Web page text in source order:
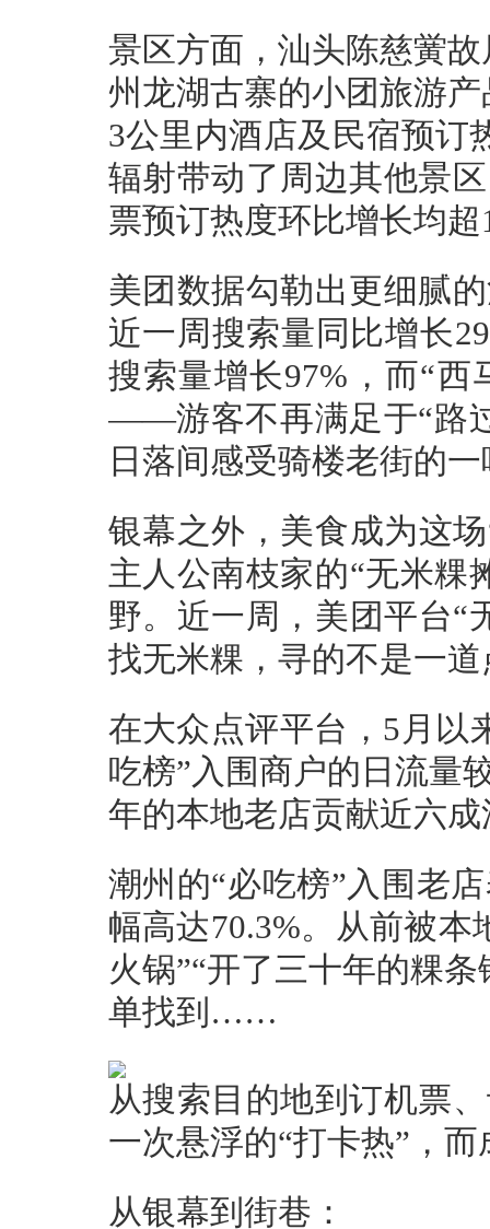
景区方面，汕头陈慈黉
州龙湖古寨的小团旅游
3公里内酒店及民宿预订
辐射带动了周边其他景
票预订热度环比增长均超
美团数据勾勒出更细腻
近一周搜索量同比增长
搜索量增长97%，而“
——游客不再满足于“路
日落间感受骑楼老街的
银幕之外，美食成为这
主人公南枝家的“无米粿
野。近一周，美团平台
找无米粿，寻的不是一
在大众点评平台，5月以
吃榜”入围商户的日流量
年的本地老店贡献近六成
潮州的“必吃榜”入围老
幅高达70.3%。从前被
火锅”“开了三十年的粿
单找到……
从搜索目的地到订机票
一次悬浮的“打卡热”，
从银幕到街巷：